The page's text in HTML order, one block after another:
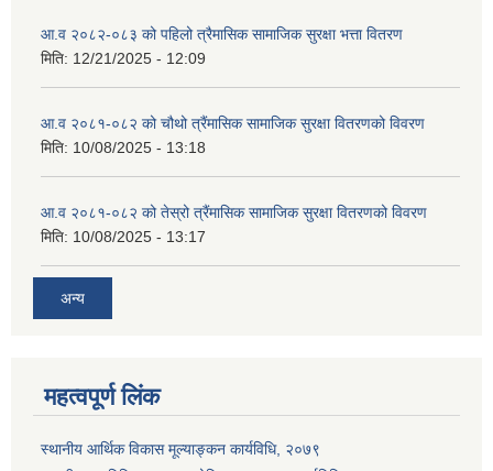
आ.व २०८२-०८३ को पहिलो त्रैमासिक सामाजिक सुरक्षा भत्ता वितरण
मिति: 12/21/2025 - 12:09
आ.व २०८१-०८२ को चौथो त्रैंमासिक सामाजिक सुरक्षा वितरणको विवरण
मिति: 10/08/2025 - 13:18
आ.व २०८१-०८२ को तेस्रो त्रैंमासिक सामाजिक सुरक्षा वितरणको विवरण
मिति: 10/08/2025 - 13:17
अन्य
महत्वपूर्ण लिंक
स्थानीय आर्थिक विकास मूल्याङ्कन कार्यविधि, २०७९